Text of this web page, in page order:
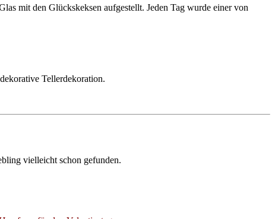
mit den Glückskeksen aufgestellt. Jeden Tag wurde einer von
Tellerdekoration.
vielleicht schon gefunden.